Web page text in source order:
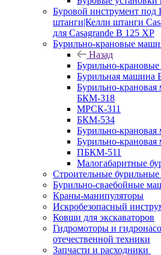
Буровой инструмент под
штанги|Келли штанги
для Casagrande B 125 XP
Бурильно-крановые
Назад
Бурильно-
Бурильная машина
Бурильно-
БКМ-318
МРСК-311
БКМ-534
Бурильно-
Бурильно-
ПБКМ-511
Малогабаритные
Строительные
Бурильно-сваебойные
Краны-манипуляторы
Искробезопасный
Ковши для экскаваторов
Гидромоторы и
отечественной техники
Запчасти и расходники